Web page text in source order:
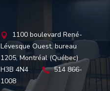

1100 boulevard René-
Lévesque Ouest, bureau
1205, Montréal (Québec)
H3B 4N4
 514 866-
1008